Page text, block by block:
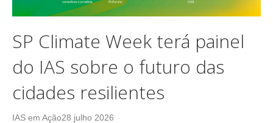
SP Climate Week terá painel
do IAS sobre o futuro das
cidades resilientes
IAS em Ação28 julho 2026